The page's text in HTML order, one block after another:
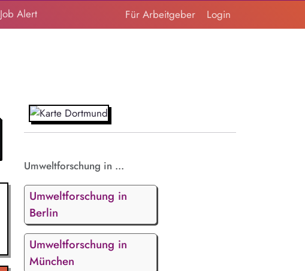
Job Alert Für Arbeitgeber Login
Umweltforschung in ...
Umweltforschung in
Berlin
Umweltforschung in
München